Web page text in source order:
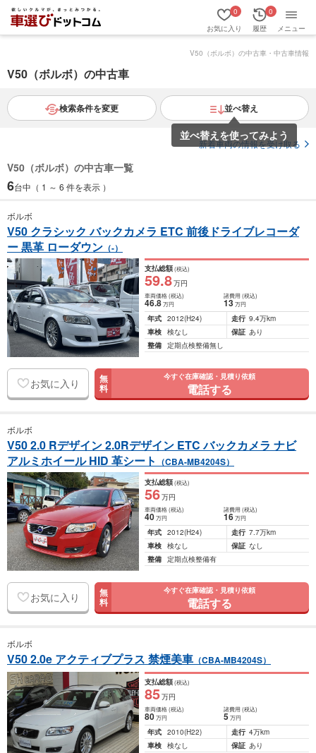
お気に入り
0
履歴
0
メニュー
V50（ボルボ）の中古車・中古車情報
V50（ボルボ）の中古車
検索条件を変更 並べ替え
並べ替えを使ってみよう
新着車両の情報を受け取る
V50（ボルボ）の中古車一覧
6台中（ 1 ～ 6 件を表示 ）
ボルボ
V50 クラシック バックカメラ ETC 前後ドライブレコーダ
ー 黒革 ローダウン （-）
支払総額(税込)
59.8万円
車両価格(税込)
46.8万円
諸費用 (税込)
13 万円
年式 2012(H24) 走行 9.4万km
車検 検なし 保証 あり
整備 定期点検整備無し
お気に入り 無
料
今すぐ在庫確認・見積り依頼
電話する
ボルボ
V50 2.0 Rデザイン 2.0Rデザイン ETC バックカメラ ナビ
アルミホイール HID 革シート （CBA-MB4204S）
支払総額(税込)
56万円
車両価格(税込)
40万円
諸費用 (税込)
16 万円
年式 2012(H24) 走行 7.7万km
車検 検なし 保証 なし
整備 定期点検整備有
お気に入り 無
料
今すぐ在庫確認・見積り依頼
電話する
ボルボ
V50 2.0e アクティブプラス 禁煙美車 （CBA-MB4204S）
支払総額(税込)
85万円
車両価格(税込)
80万円
諸費用 (税込)
5 万円
年式 2010(H22) 走行 4万km
車検 検なし 保証 あり